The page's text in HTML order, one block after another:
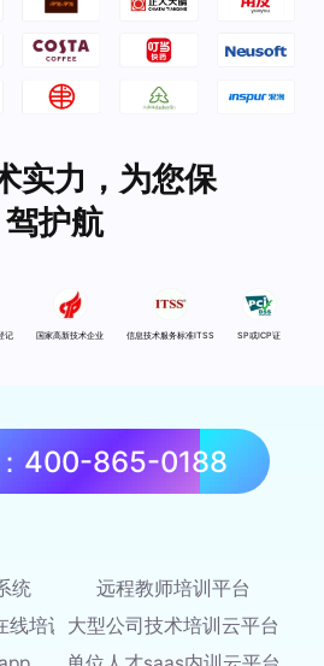
实力，为您保
驾护航
记 国家高新技术企业 信息技术服务标准ITSS SP或ICP证
400-865-0188
统
远程教师培训平台
线培训平台大型公司技术培训云平台